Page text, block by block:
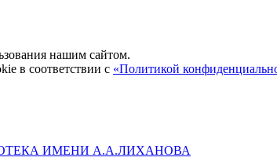
нашим сайтом.
в соответствии с «Политикой
ИМЕНИ А.А.ЛИХАНОВА